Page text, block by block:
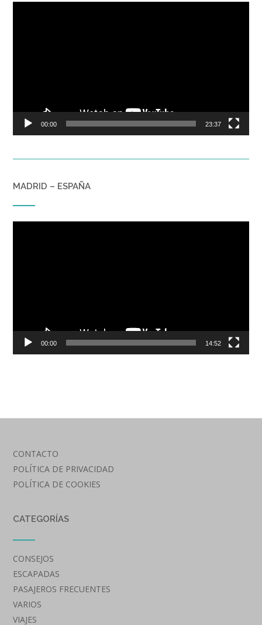
00:00 23:37
MADRID – ESPAÑA
00:00 14:52
CONTACTO
POLÍTICA DE PRIVACIDAD
POLÍTICA DE COOKIES
CATEGORÍAS
CONSEJOS
ESCAPADAS
PASAJEROS FRECUENTES
VARIOS
VIAJES